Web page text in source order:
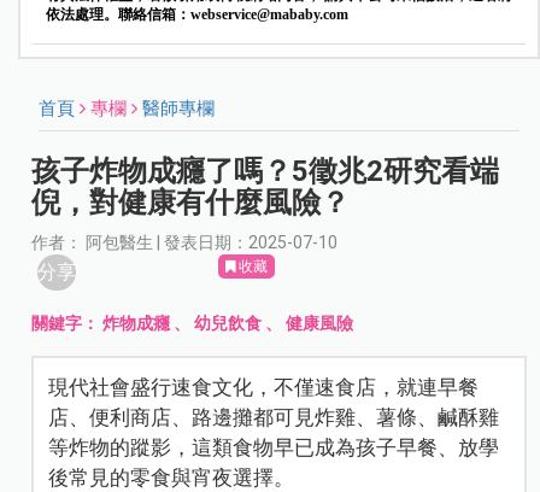
依法處理。聯絡信箱： webservice@mababy.com
首頁 專欄 醫師專欄
孩子炸物成癮了嗎？5徵兆2研究看端
倪，對健康有什麼風險？
作者： 阿包醫生 | 發表日期：2025-07-10
分享 收藏
關鍵字：炸物成癮 、幼兒飲食 、健康風險
現代社會盛行速食文化，不僅速食店，就連早餐
店、便利商店、路邊攤都可見炸雞、薯條、鹹酥雞
等炸物的蹤影，這類食物早已成為孩子早餐、放學
後常見的零食與宵夜選擇。